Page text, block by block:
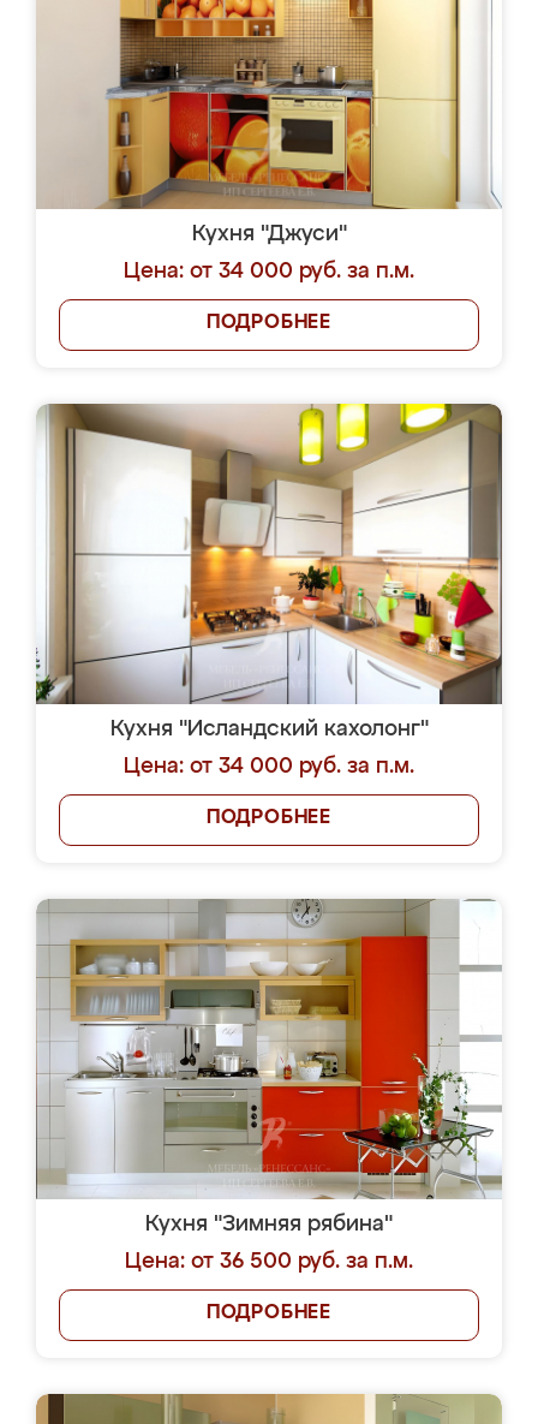
Кухня "Джуси"
Цена: от 34 000 руб. за п.м.
ПОДРОБНЕЕ
Кухня "Исландский кахолонг"
Цена: от 34 000 руб. за п.м.
ПОДРОБНЕЕ
Кухня "Зимняя рябина"
Цена: от 36 500 руб. за п.м.
ПОДРОБНЕЕ